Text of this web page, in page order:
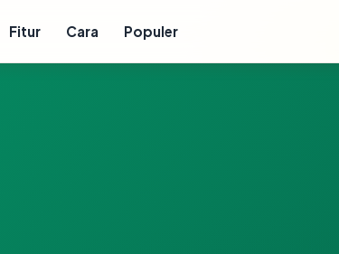
Fitur Cara Populer